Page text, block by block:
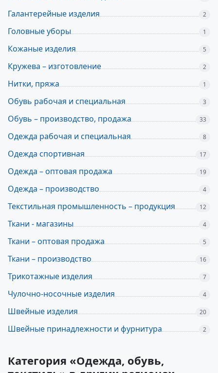
Галантерейные изделия 2
Головные уборы 1
Кожаные изделия 5
Кружева – изготовление 2
Нитки, пряжа 1
Обувь рабочая и специальная 3
Обувь – производство, продажа 33
Одежда рабочая и специальная 8
Одежда спортивная 17
Одежда – оптовая продажа 19
Одежда – производство 4
Текстильная промышленность – продукция 12
Ткани - магазины 4
Ткани – оптовая продажа 5
Ткани – производство 16
Трикотажные изделия 7
Чулочно-носочные изделия 4
Швейные изделия 20
Швейные принадлежности и фурнитура 2
Категория «Одежда, обувь,